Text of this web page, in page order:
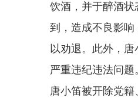
饮酒，并于醉酒状
到，造成不良影响
以劝退。此外，
严重违纪违法问题
唐小笛被开除党